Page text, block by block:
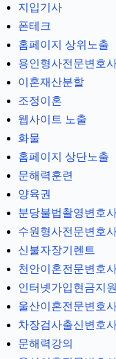
지입기사
폰테크
홈페이지 상위노출
용인형사전문변호
이혼재산분할
조정이혼
웹사이트 노출
화물
홈페이지 상단노출
문해력훈련
양육권
분당불법촬영변호
수원형사전문변호
신불자장기렌트
천안이혼전문변호
인터넷가입현금지원
울산이혼전문변호
차장검사출신변호
문해력강의